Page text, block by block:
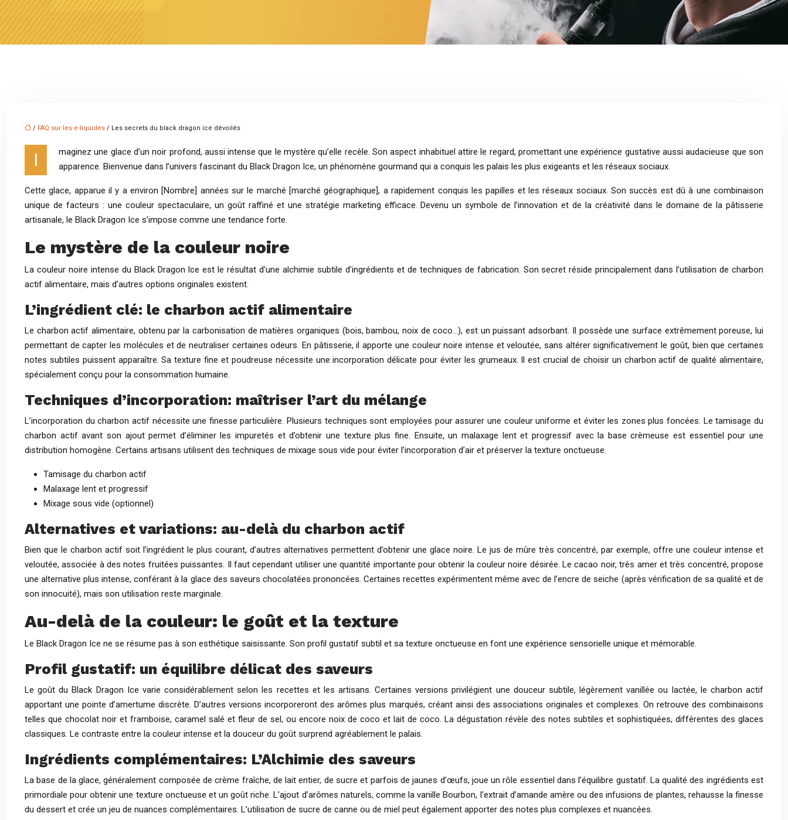
/ FAQ sur les e-liquides / Les secrets du black dragon ice dévoilés
I
maginez une glace d’un noir profond, aussi intense que le mystère qu’elle recèle. Son aspect inhabituel attire le regard, promettant une expérience gustative aussi audacieuse que son
apparence. Bienvenue dans l’univers fascinant du Black Dragon Ice, un phénomène gourmand qui a conquis les palais les plus exigeants et les réseaux sociaux.
Cette glace, apparue il y a environ [Nombre] années sur le marché [marché géographique], a rapidement conquis les papilles et les réseaux sociaux. Son succès est dû à une combinaison
unique de facteurs : une couleur spectaculaire, un goût raffiné et une stratégie marketing efficace. Devenu un symbole de l’innovation et de la créativité dans le domaine de la pâtisserie
artisanale, le Black Dragon Ice s’impose comme une tendance forte.
Le mystère de la couleur noire
La couleur noire intense du Black Dragon Ice est le résultat d’une alchimie subtile d’ingrédients et de techniques de fabrication. Son secret réside principalement dans l’utilisation de charbon
actif alimentaire, mais d’autres options originales existent.
L’ingrédient clé: le charbon actif alimentaire
Le charbon actif alimentaire, obtenu par la carbonisation de matières organiques (bois, bambou, noix de coco…), est un puissant adsorbant. Il possède une surface extrêmement poreuse, lui
permettant de capter les molécules et de neutraliser certaines odeurs. En pâtisserie, il apporte une couleur noire intense et veloutée, sans altérer significativement le goût, bien que certaines
notes subtiles puissent apparaître. Sa texture fine et poudreuse nécessite une incorporation délicate pour éviter les grumeaux. Il est crucial de choisir un charbon actif de qualité alimentaire,
spécialement conçu pour la consommation humaine.
Techniques d’incorporation: maîtriser l’art du mélange
L’incorporation du charbon actif nécessite une finesse particulière. Plusieurs techniques sont employées pour assurer une couleur uniforme et éviter les zones plus foncées. Le tamisage du
charbon actif avant son ajout permet d’éliminer les impuretés et d’obtenir une texture plus fine. Ensuite, un malaxage lent et progressif avec la base crèmeuse est essentiel pour une
distribution homogène. Certains artisans utilisent des techniques de mixage sous vide pour éviter l’incorporation d’air et préserver la texture onctueuse.
Tamisage du charbon actif
Malaxage lent et progressif
Mixage sous vide (optionnel)
Alternatives et variations: au-delà du charbon actif
Bien que le charbon actif soit l’ingrédient le plus courant, d’autres alternatives permettent d’obtenir une glace noire. Le jus de mûre très concentré, par exemple, offre une couleur intense et
veloutée, associée à des notes fruitées puissantes. Il faut cependant utiliser une quantité importante pour obtenir la couleur noire désirée. Le cacao noir, très amer et très concentré, propose
une alternative plus intense, conférant à la glace des saveurs chocolatées prononcées. Certaines recettes expérimentent même avec de l’encre de seiche (après vérification de sa qualité et de
son innocuité), mais son utilisation reste marginale.
Au-delà de la couleur: le goût et la texture
Le Black Dragon Ice ne se résume pas à son esthétique saisissante. Son profil gustatif subtil et sa texture onctueuse en font une expérience sensorielle unique et mémorable.
Profil gustatif: un équilibre délicat des saveurs
Le goût du Black Dragon Ice varie considérablement selon les recettes et les artisans. Certaines versions privilégient une douceur subtile, légèrement vanillée ou lactée, le charbon actif
apportant une pointe d’amertume discrète. D’autres versions incorporeront des arômes plus marqués, créant ainsi des associations originales et complexes. On retrouve des combinaisons
telles que chocolat noir et framboise, caramel salé et fleur de sel, ou encore noix de coco et lait de coco. La dégustation révèle des notes subtiles et sophistiquées, différentes des glaces
classiques. Le contraste entre la couleur intense et la douceur du goût surprend agréablement le palais.
Ingrédients complémentaires: L’Alchimie des saveurs
La base de la glace, généralement composée de crème fraîche, de lait entier, de sucre et parfois de jaunes d’œufs, joue un rôle essentiel dans l’équilibre gustatif. La qualité des ingrédients est
primordiale pour obtenir une texture onctueuse et un goût riche. L’ajout d’arômes naturels, comme la vanille Bourbon, l’extrait d’amande amère ou des infusions de plantes, rehausse la finesse
du dessert et crée un jeu de nuances complémentaires. L’utilisation de sucre de canne ou de miel peut également apporter des notes plus complexes et nuancées.